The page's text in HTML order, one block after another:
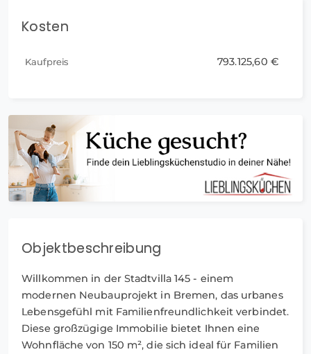
Kosten
Kaufpreis 793.125,60 €
Objektbeschreibung
Willkommen in der Stadtvilla 145 - einem
modernen Neubauprojekt in Bremen, das urbanes
Lebensgefühl mit Familienfreundlichkeit verbindet.
Diese großzügige Immobilie bietet Ihnen eine
Wohnfläche von 150 m², die sich ideal für Familien